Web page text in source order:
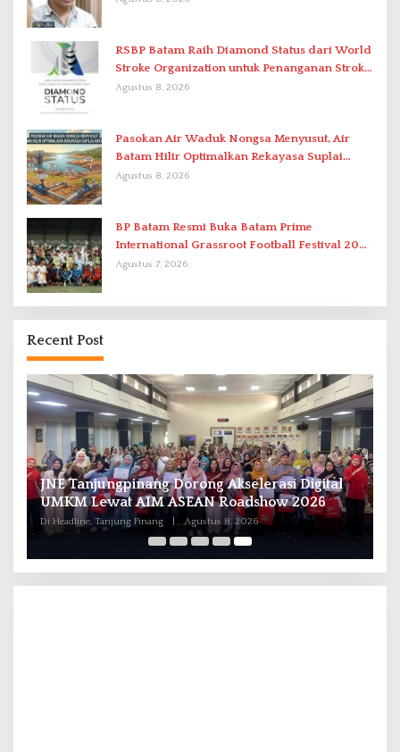
RSBP Batam Raih Diamond Status dari World
Stroke Organization untuk Penanganan Stroke
Berstandar Internasional
Agustus 8, 2026
Pasokan Air Waduk Nongsa Menyusut, Air
Batam Hilir Optimalkan Rekayasa Suplai
Antar-IPAM
Agustus 8, 2026
BP Batam Resmi Buka Batam Prime
International Grassroot Football Festival 2026
di Stadion Temenggung Abdul Jamal
Agustus 7, 2026
Recent Post
JNE Tanjungpinang Dorong Akselerasi Digital
UMKM Lewat AIM ASEAN Roadshow 2026
Di Headline, Tanjung Pinang Agustus 8, 2026